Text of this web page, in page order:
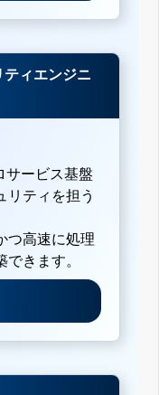
ィエンジニ
サービス基盤
リティを担う
つ高速に処理
きます。